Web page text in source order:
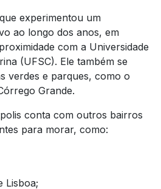
experimentou um
ao longo dos anos, em
com a Universidade
(UFSC). Ele também se
verdes e parques, como o
Grande.
conta com outros bairros
para morar, como:
Lisboa;